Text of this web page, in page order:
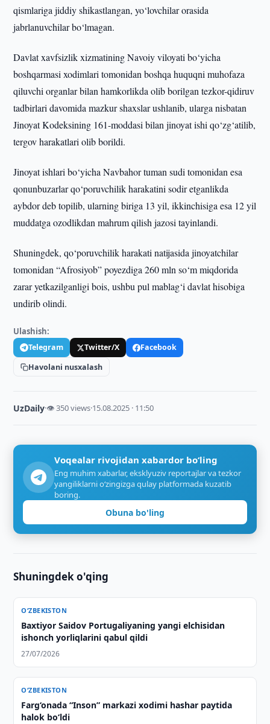
qismlariga jiddiy shikastlangan, yo‘lovchilar orasida
jabrlanuvchilar bo‘lmagan.
Davlat xavfsizlik xizmatining Navoiy viloyati bo‘yicha
boshqarmasi xodimlari tomonidan boshqa huquqni muhofaza
qiluvchi organlar bilan hamkorlikda olib borilgan tezkor-qidiruv
tadbirlari davomida mazkur shaxslar ushlanib, ularga nisbatan
Jinoyat Kodeksining 161-moddasi bilan jinoyat ishi qo‘zg‘atilib,
tergov harakatlari olib borildi.
Jinoyat ishlari bo‘yicha Navbahor tuman sudi tomonidan esa
qonunbuzarlar qo‘poruvchilik harakatini sodir etganlikda
aybdor deb topilib, ularning biriga 13 yil, ikkinchisiga esa 12 yil
muddatga ozodlikdan mahrum qilish jazosi tayinlandi.
Shuningdek, qo‘poruvchilik harakati natijasida jinoyatchilar
tomonidan “Afrosiyob” poyezdiga 260 mln so‘m miqdorida
zarar yetkazilganligi bois, ushbu pul mablag‘i davlat hisobiga
undirib olindi.
Ulashish:
Telegram Twitter/X
Facebook
Havolani nusxalash
UzDaily·👁 350 views·15.08.2025 · 11:50
Voqealar rivojidan xabardor bo‘ling
Eng muhim xabarlar, eksklyuziv reportajlar va tezkor
yangiliklarni o‘zingizga qulay platformada kuzatib
boring.
Obuna bo'ling
Shuningdek o'qing
O‘ZBEKISTON
Baxtiyor Saidov Portugaliyaning yangi elchisidan
ishonch yorliqlarini qabul qildi
27/07/2026
O‘ZBEKISTON
Farg‘onada “Inson” markazi xodimi hashar paytida
halok bo‘ldi